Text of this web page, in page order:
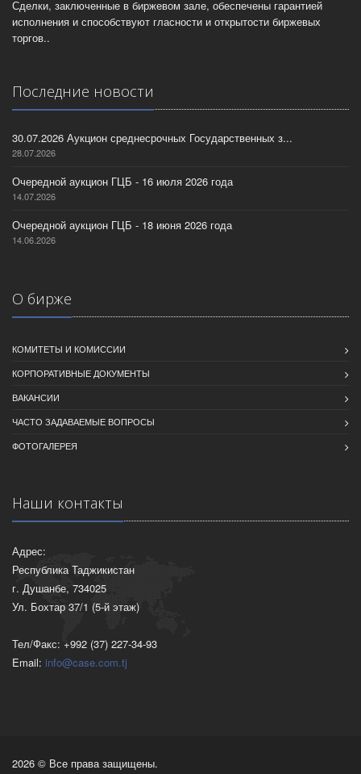
Сделки, заключенные в биржевом зале, обеспечены гарантией
исполнения и способствуют гласности и открытости биржевых
торгов..
Последние новости
30.07.2026 Аукцион среднесрочных Государственных з...
28.07.2026
Очередной аукцион ГЦБ - 16 июля 2026 года
14.07.2026
Очередной аукцион ГЦБ - 18 июня 2026 года
14.06.2026
О бирже
КОМИТЕТЫ И КОМИССИИ
КОРПОРАТИВНЫЕ ДОКУМЕНТЫ
ВАКАНСИИ
ЧАСТО ЗАДАВАЕМЫЕ ВОПРОСЫ
ФОТОГАЛЕРЕЯ
Наши контакты
Адрес:
Республика Таджикистан
г. Душанбе, 734025
Ул. Бохтар 37/1 (5-й этаж)
Тел/Факс: +992 (37) 227-34-93
Email: info@case.com.tj
2026 © Все права защищены.